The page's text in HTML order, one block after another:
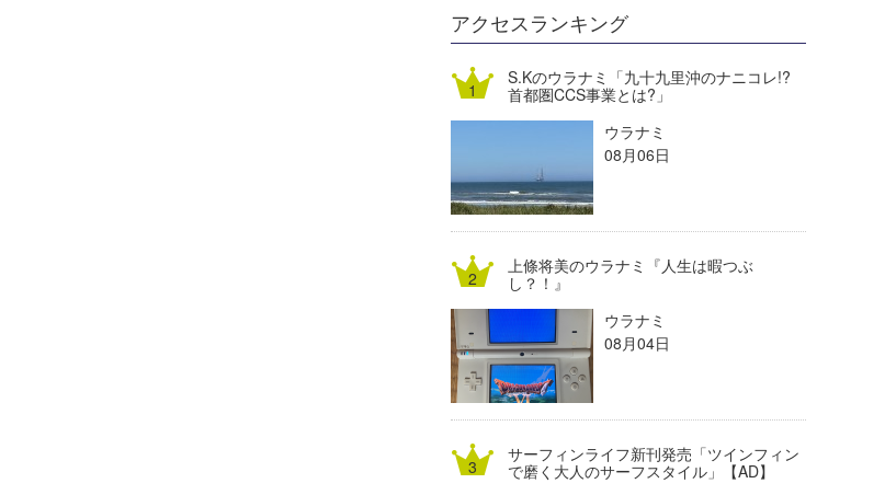
DELTA FORCE SURF
熊谷素子
進士剛光
植村未来
大野”MAR”修聖
喜納海人
Aichan
ECE
H
KID
KOBU
KY
MIN
mitz
OYZ
アクセスランキング
S.Kのウラナミ「九十九里沖のナニコレ!?
首都圏CCS事業とは?」
ウラナミ
08月06日
上條将美のウラナミ『人生は暇つぶ
し？！』
ウラナミ
08月04日
サーフィンライフ新刊発売「ツインフィン
で磨く大人のサーフスタイル」【AD】